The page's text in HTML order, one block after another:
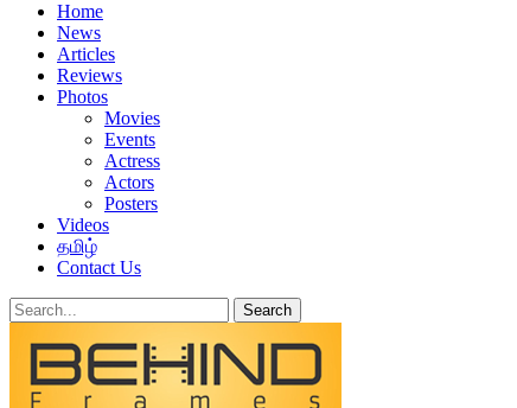
Home
News
Articles
Reviews
Photos
Movies
Events
Actress
Actors
Posters
Videos
தமிழ்
Contact Us